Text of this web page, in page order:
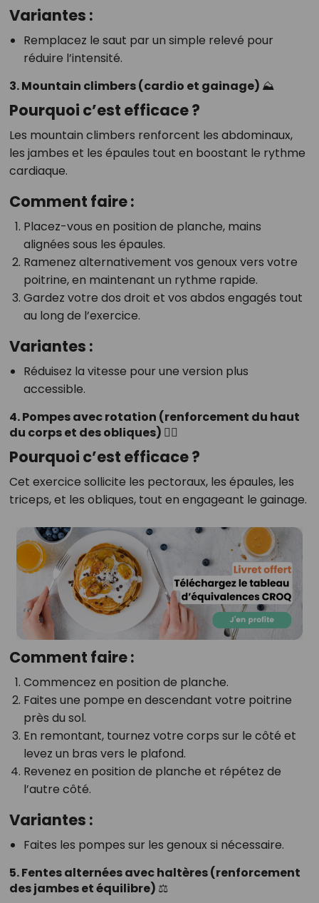
Variantes :
Remplacez le saut par un simple relevé pour
réduire l’intensité.
3. Mountain climbers (cardio et gainage) ⛰️
Pourquoi c’est efficace ?
Les mountain climbers renforcent les abdominaux,
les jambes et les épaules tout en boostant le rythme
cardiaque.
Comment faire :
Placez-vous en position de planche, mains
alignées sous les épaules.
Ramenez alternativement vos genoux vers votre
poitrine, en maintenant un rythme rapide.
Gardez votre dos droit et vos abdos engagés tout
au long de l’exercice.
Variantes :
Réduisez la vitesse pour une version plus
accessible.
4. Pompes avec rotation (renforcement du haut
du corps et des obliques) 🏋️‍♀️
Pourquoi c’est efficace ?
Cet exercice sollicite les pectoraux, les épaules, les
triceps, et les obliques, tout en engageant le gainage.
Comment faire :
Commencez en position de planche.
Faites une pompe en descendant votre poitrine
près du sol.
En remontant, tournez votre corps sur le côté et
levez un bras vers le plafond.
Revenez en position de planche et répétez de
l’autre côté.
Variantes :
Faites les pompes sur les genoux si nécessaire.
5. Fentes alternées avec haltères (renforcement
des jambes et équilibre) ⚖️